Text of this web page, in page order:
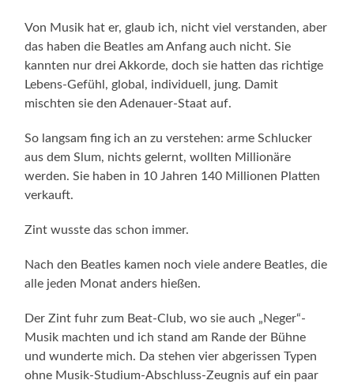
Von Musik hat er, glaub ich, nicht viel verstanden, aber
das haben die Beatles am Anfang auch nicht. Sie
kannten nur drei Akkorde, doch sie hatten das richtige
Lebens-Gefühl, global, individuell, jung. Damit
mischten sie den Adenauer-Staat auf.
So langsam fing ich an zu verstehen: arme Schlucker
aus dem Slum, nichts gelernt, wollten Millionäre
werden. Sie haben in 10 Jahren 140 Millionen Platten
verkauft.
Zint wusste das schon immer.
Nach den Beatles kamen noch viele andere Beatles, die
alle jeden Monat anders hießen.
Der Zint fuhr zum Beat-Club, wo sie auch „Neger“-
Musik machten und ich stand am Rande der Bühne
und wunderte mich. Da stehen vier abgerissen Typen
ohne Musik-Studium-Abschluss-Zeugnis auf ein paar